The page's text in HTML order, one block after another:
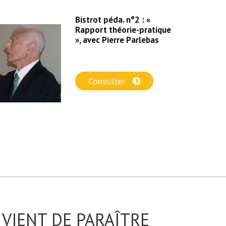
Bistrot péda. n°2 : «
Rapport théorie-pratique
», avec Pierre Parlebas
Consulter
VIENT DE PARAÎTRE